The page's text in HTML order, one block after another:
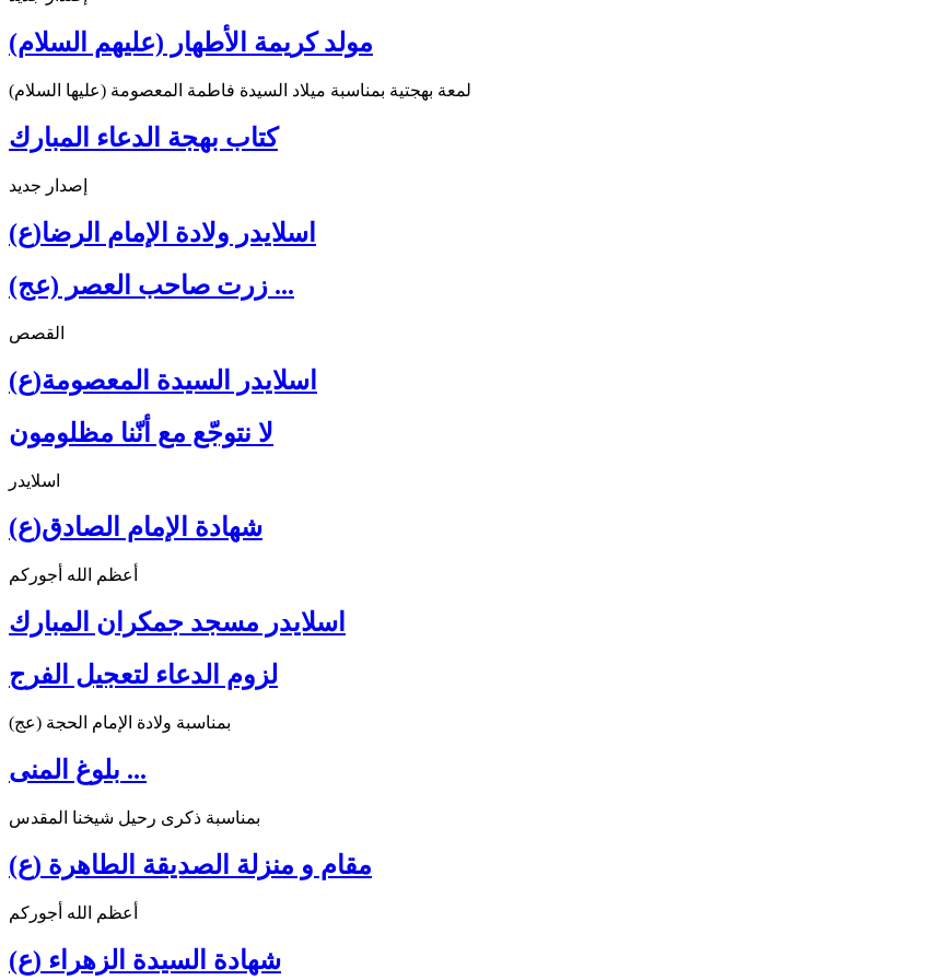
مولد كريمة الأطهار (عليهم السلام)
لمعة بهجتية بمناسبة ميلاد السيدة فاطمة المعصومة (عليها السلام)
كتاب بهجة الدعاء المبارك
إصدار جديد
اسلايدر ولادة الإمام الرضا(ع)
زرت صاحب العصر (عج) ...
القصص
اسلايدر السيدة المعصومة(ع)
لا نتوجّع مع أنّنا مظلومون
اسلايدر
شهادة الإمام الصادق(ع)
أعظم الله أجوركم
اسلايدر مسجد جمكران المبارك
لزوم الدعاء لتعجيل الفرج
بمناسبة ولادة الإمام الحجة (عج)
بلوغ المنى ...
بمناسبة ذكرى رحيل شيخنا المقدس
مقام و منزلة الصديقة الطاهرة (ع)
أعظم الله أجوركم
شهادة السيدة الزهراء (ع)